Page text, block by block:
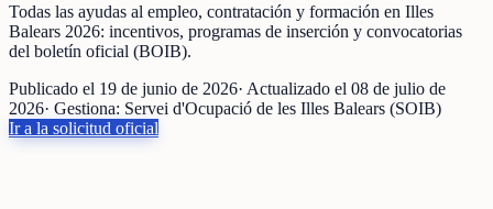
Todas las ayudas al empleo, contratación y formación en Illes
Balears 2026: incentivos, programas de inserción y convocatorias
del boletín oficial (BOIB).
Publicado el 19 de junio de 2026· Actualizado el 08 de julio de
2026· Gestiona: Servei d'Ocupació de les Illes Balears (SOIB)
Ir a la solicitud oficial